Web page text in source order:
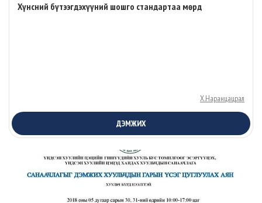
Хүнсний бүтээгдэхүүний шошго стандартаа мөрд
Х.Наранцацрал
ДЭМЖИХ